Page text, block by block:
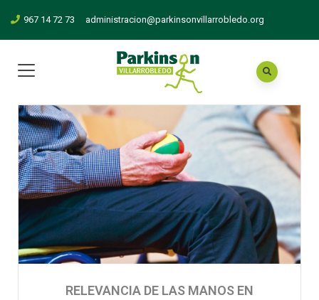
967 14 72 73 administracion@parkinsonvillarrobledo.org
RELEVANCIA DE LAS MANOS EN